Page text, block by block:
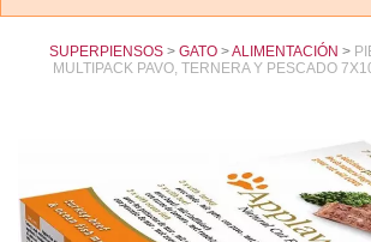
SUPERPIENSOS GATO ALIMENTACIÓN
MULTIPACK PAVO, TERNERA Y PESCADO